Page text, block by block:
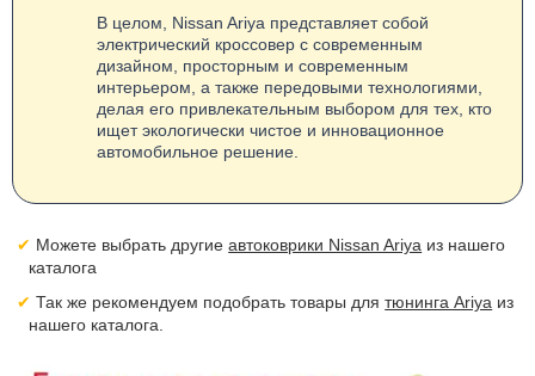
В целом, Nissan Ariya представляет собой
электрический кроссовер с современным
дизайном, просторным и современным
интерьером, а также передовыми технологиями,
делая его привлекательным выбором для тех, кто
ищет экологически чистое и инновационное
автомобильное решение.
Можете выбрать другиеавтоковрики Nissan Ariya из нашего
каталога
Так же рекомендуем подобрать товары длятюнинга Ariya из
нашего каталога.